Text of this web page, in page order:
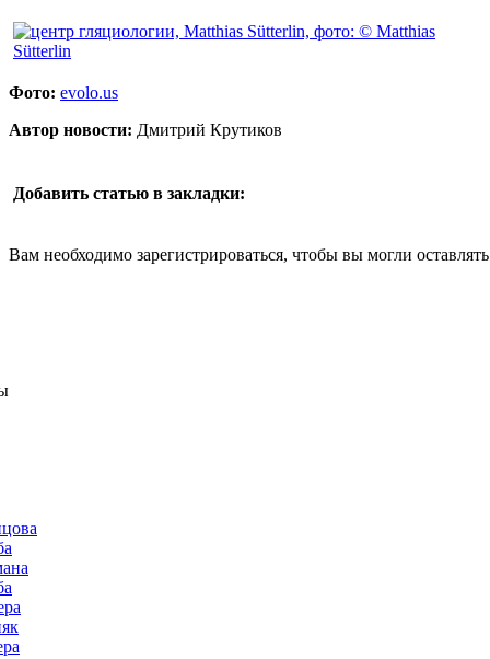
Фото: evolo.us
Автор новости: Дмитрий Крутиков
Добавить статью в закладки:
Вам необходимо зарегистрироваться, чтобы вы могли